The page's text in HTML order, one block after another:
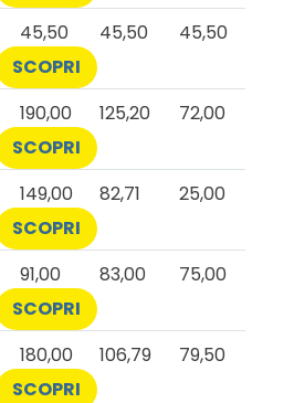
45,50 45,50
45,50
SCOPRI
190,00 125,20
72,00
SCOPRI
149,00 82,71
25,00
SCOPRI
91,00 83,00
75,00
SCOPRI
180,00 106,79
79,50
SCOPRI